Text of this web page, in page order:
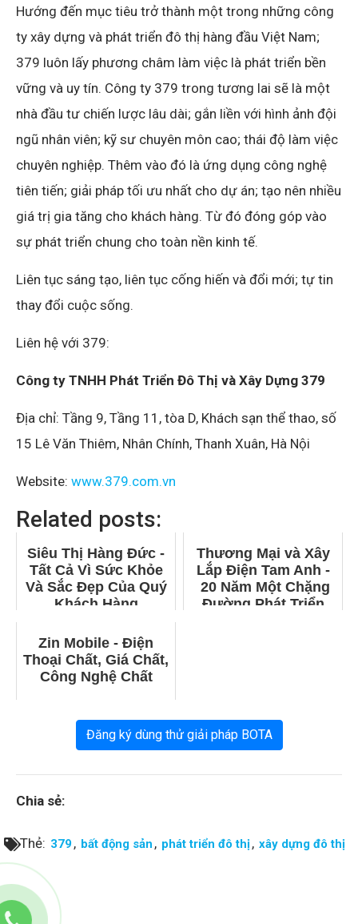
Hướng đến mục tiêu trở thành một trong những công
ty xây dựng và phát triển đô thị hàng đầu Việt Nam;
379 luôn lấy phương châm làm việc là phát triển bền
vững và uy tín. Công ty 379 trong tương lai sẽ là một
nhà đầu tư chiến lược lâu dài; gắn liền với hình ảnh đội
ngũ nhân viên; kỹ sư chuyên môn cao; thái độ làm việc
chuyên nghiệp. Thêm vào đó là ứng dụng công nghệ
tiên tiến; giải pháp tối ưu nhất cho dự án; tạo nên nhiều
giá trị gia tăng cho khách hàng. Từ đó đóng góp vào
sự phát triển chung cho toàn nền kinh tế.
Liên tục sáng tạo, liên tục cống hiến và đổi mới; tự tin
thay đổi cuộc sống.
Liên hệ với 379:
Công ty TNHH Phát Triển Đô Thị và Xây Dựng 379
Địa chỉ: Tầng 9, Tầng 11, tòa D, Khách sạn thể thao, số
15 Lê Văn Thiêm, Nhân Chính, Thanh Xuân, Hà Nội
Website: www.379.com.vn
Related posts:
Siêu Thị Hàng Đức -
Tất Cả Vì Sức Khỏe
Và Sắc Đẹp Của Quý
Khách Hàng
Thương Mại và Xây
Lắp Điện Tam Anh -
20 Năm Một Chặng
Đường Phát Triển
Zin Mobile - Điện
Thoại Chất, Giá Chất,
Công Nghệ Chất
Đăng ký dùng thử giải pháp BOTA
Chia sẻ:
Thẻ: 379, bất động sản , phát triển đô thị , xây dựng đô thị